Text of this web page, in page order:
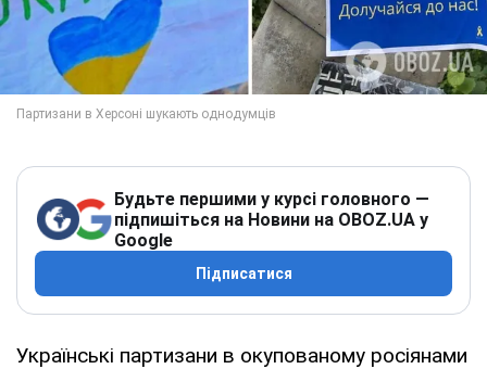
Будьте першими у курсі головного —
підпишіться на Новини на OBOZ.UA у
Google
Підписатися
Українські партизани в окупованому росіянами